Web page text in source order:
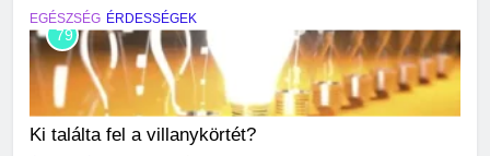
EGÉSZSÉG ÉRDESSÉGEK
79
Ki találta fel a villanykörtét?